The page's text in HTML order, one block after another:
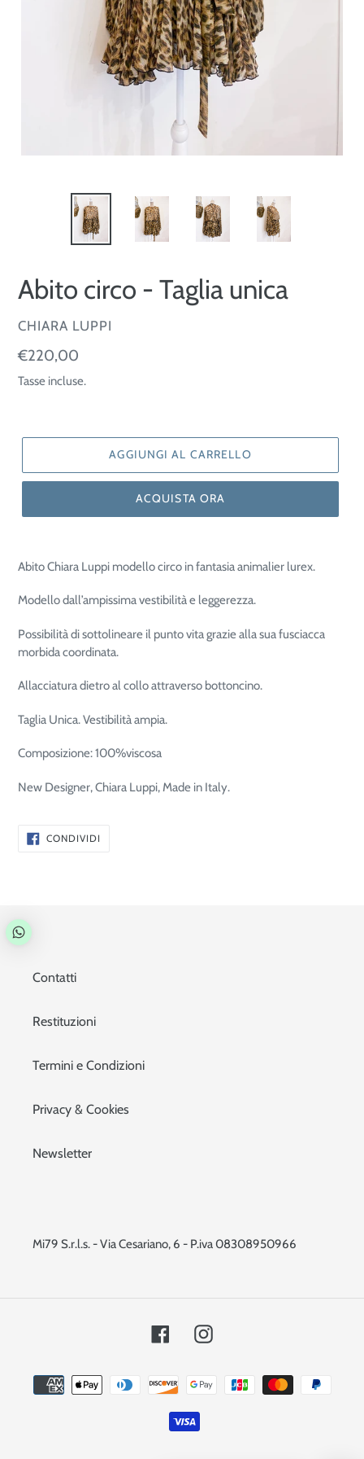
Abito circo - Taglia unica
VENDITORE
CHIARA LUPPI
Prezzo
di
€220,00
Tasse incluse.
AGGIUNGI AL CARRELLO
ACQUISTA ORA
Abito Chiara Luppi modello circo in fantasia animalier lurex.
Modello dall’ampissima vestibilità e leggerezza.
Possibilità di sottolineare il punto vita grazie alla sua fusciacca
morbida coordinata.
Allacciatura dietro al collo attraverso bottoncino.
Taglia Unica. Vestibilità ampia.
Composizione: 100%viscosa
New Designer, Chiara Luppi, Made in Italy.
CONDIVIDI
Contatti
Restituzioni
Termini e Condizioni
Privacy & Cookies
Newsletter
Mi79 S.r.l.s. - Via Cesariano, 6 - P.iva 08308950966
FacebookInstagram
Metodi
di
pagamento